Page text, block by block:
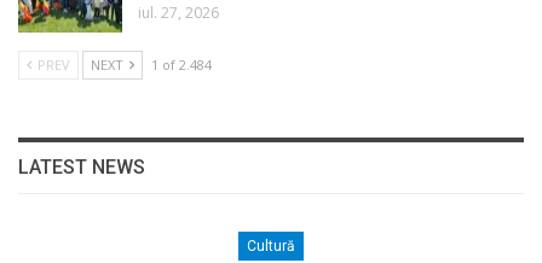
iul. 27, 2026
PREV NEXT 1 of 2.484
LATEST NEWS
Cultură